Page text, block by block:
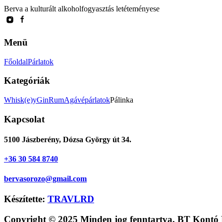
Berva a kulturált alkoholfogyasztás letéteményese
Menü
FőoldalPárlatok
Kategóriák
Whisk(e)yGinRumAgávépárlatokPálinka
Kapcsolat
5100 Jászberény, Dózsa György út 34.
+36 30 584 8740
bervasorozo@gmail.com
Készítette: TRAVLRD
Copyright © 2025 Minden jog fenntartva. BT Kontó